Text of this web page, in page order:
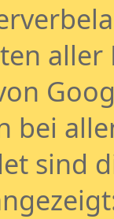
aller
bei
sind